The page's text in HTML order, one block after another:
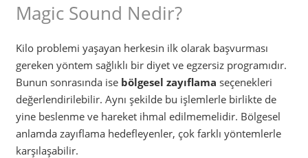
Magic Sound Nedir?
Kilo problemi yaşayan herkesin ilk olarak başvurması
gereken yöntem sağlıklı bir diyet ve egzersiz programıdır.
Bunun sonrasında ise bölgesel zayıflama seçenekleri
değerlendirilebilir. Aynı şekilde bu işlemlerle birlikte de
yine beslenme ve hareket ihmal edilmemelidir. Bölgesel
anlamda zayıflama hedefleyenler, çok farklı yöntemlerle
karşılaşabilir.